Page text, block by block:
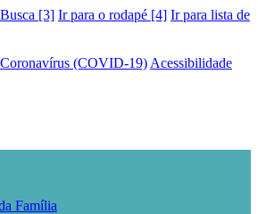
Busca [3] Ir para o rodapé [4] Ir para lista de
Coronavírus (COVID-19) Acessibilidade
Família